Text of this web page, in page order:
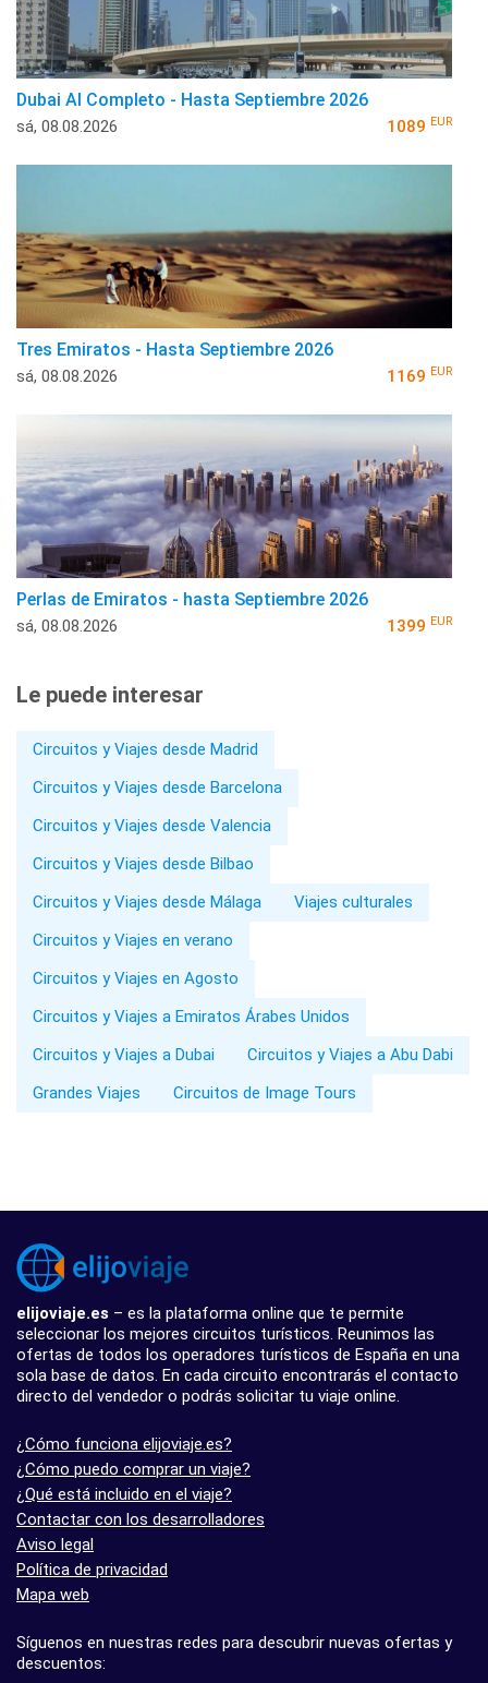
Dubai Al Completo - Hasta Septiembre 2026
sá, 08.08.2026 1089 EUR
Tres Emiratos - Hasta Septiembre 2026
sá, 08.08.2026 1169 EUR
Perlas de Emiratos - hasta Septiembre 2026
sá, 08.08.2026 1399 EUR
Le puede interesar
Circuitos y Viajes desde Madrid
Circuitos y Viajes desde Barcelona
Circuitos y Viajes desde Valencia
Circuitos y Viajes desde Bilbao
Circuitos y Viajes desde Málaga
Viajes culturales
Circuitos y Viajes en verano
Circuitos y Viajes en Agosto
Circuitos y Viajes a Emiratos Árabes Unidos
Circuitos y Viajes a Dubai
Circuitos y Viajes a Abu Dabi
Grandes Viajes
Circuitos de Image Tours
elijoviaje.es – es la plataforma online que te permite
seleccionar los mejores circuitos turísticos. Reunimos las
ofertas de todos los operadores turísticos de España en una
sola base de datos. En cada circuito encontrarás el contacto
directo del vendedor o podrás solicitar tu viaje online.
¿Cómo funciona elijoviaje.es?
¿Cómo puedo comprar un viaje?
¿Qué está incluido en el viaje?
Contactar con los desarrolladores
Aviso legal
Política de privacidad
Mapa web
Síguenos en nuestras redes para descubrir nuevas ofertas y
descuentos: